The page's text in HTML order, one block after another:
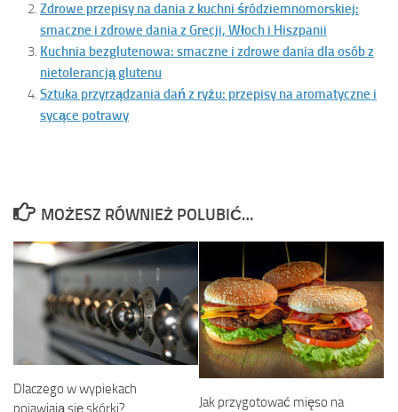
Zdrowe przepisy na dania z kuchni śródziemnomorskiej:
smaczne i zdrowe dania z Grecji, Włoch i Hiszpanii
Kuchnia bezglutenowa: smaczne i zdrowe dania dla osób z
nietolerancją glutenu
Sztuka przyrządzania dań z ryżu: przepisy na aromatyczne i
sycące potrawy
MOŻESZ RÓWNIEŻ POLUBIĆ…
Dlaczego w wypiekach
pojawiają się skórki?
Jak przygotować mięso na